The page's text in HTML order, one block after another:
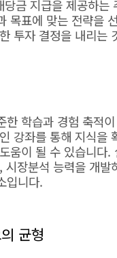
지급을 제공하는
목표에 맞는 전략을
투자 결정을 내리는
학습과 경험 축적
강좌를 통해 지식을
움이 될 수 있습니다
장분석 능력을 개
입니다.
균형